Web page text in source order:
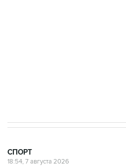
СПОРТ
18:54, 7 августа 2026